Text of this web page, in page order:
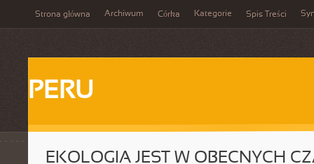
Strona główna Archiwum Córka Kategorie Spis Treści
PERU
EKOLOGIA JEST W OBECNYCH